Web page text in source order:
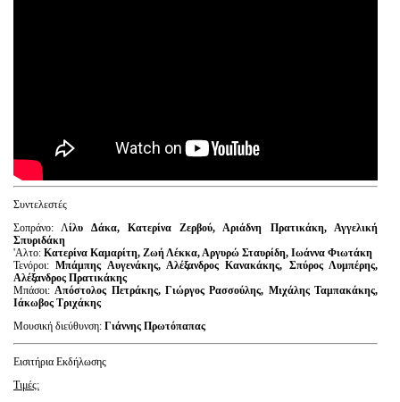
Συντελεστές
Σοπράνο: Λίλυ Δάκα, Κατερίνα Ζερβού, Αριάδνη Πρατικάκη, Αγγελική
Σπυριδάκη
'Aλτο: Κατερίνα Καμαρίτη, Ζωή Λέκκα, Αργυρώ Σταυρίδη, Ιωάννα Φιωτάκη
Τενόροι:Μπάμπης Αυγενάκης, Αλέξανδρος Κανακάκης, Σπύρος Λυμπέρης,
Αλέξανδρος Πρατικάκης
Μπάσοι:Απόστολος Πετράκης, Γιώργος Ρασσούλης, Μιχάλης Ταμπακάκης,
Ιάκωβος Τριχάκης
Μουσική διεύθυνση: Γιάννης Πρωτόπαπας
Εισιτήρια Εκδήλωσης
Τιμές: